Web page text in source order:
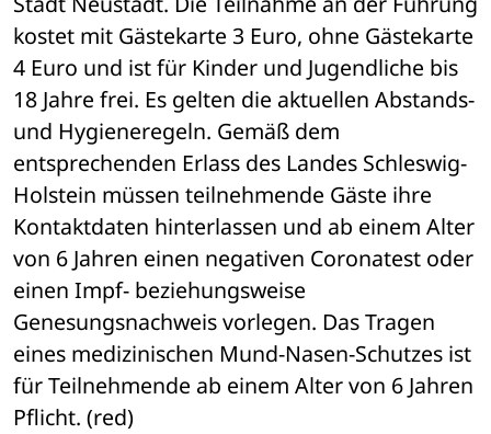
kostet mit Gästekarte 3 Euro, ohne Gästekarte
4 Euro und ist für Kinder und Jugendliche bis
18 Jahre frei. Es gelten die aktuellen Abstands-
und Hygieneregeln. Gemäß dem
entsprechenden Erlass des Landes Schleswig-
Holstein müssen teilnehmende Gäste ihre
Kontaktdaten hinterlassen und ab einem Alter
von 6 Jahren einen negativen Coronatest oder
einen Impf- beziehungsweise
Genesungsnachweis vorlegen. Das Tragen
eines medizinischen Mund-Nasen-Schutzes ist
für Teilnehmende ab einem Alter von 6 Jahren
Pflicht. (red)